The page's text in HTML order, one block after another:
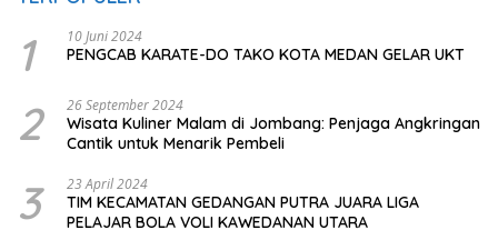
1 10 Juni 2024
PENGCAB KARATE-DO TAKO KOTA MEDAN GELAR UKT
2 26 September 2024
Wisata Kuliner Malam di Jombang: Penjaga Angkringan
Cantik untuk Menarik Pembeli
3 23 April 2024
TIM KECAMATAN GEDANGAN PUTRA JUARA LIGA
PELAJAR BOLA VOLI KAWEDANAN UTARA